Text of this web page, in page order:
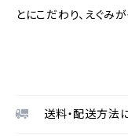
とにこだわり、えぐみ
送料・配送方法